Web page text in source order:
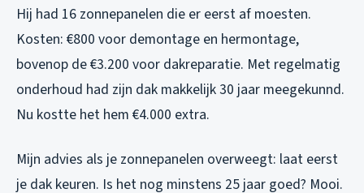
Hij had 16 zonnepanelen die er eerst af moesten.
Kosten: €800 voor demontage en hermontage,
bovenop de €3.200 voor dakreparatie. Met regelmatig
onderhoud had zijn dak makkelijk 30 jaar meegekunnd.
Nu kostte het hem €4.000 extra.
Mijn advies als je zonnepanelen overweegt: laat eerst
je dak keuren. Is het nog minstens 25 jaar goed? Mooi.